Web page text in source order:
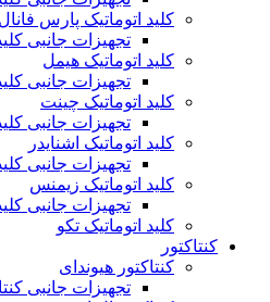
کلید اتوماتیک پارس فانال
تجهیزات جانبی
کلید اتوماتیک هیمل
تجهیزات جانبی
کلید اتوماتیک چینت
تجهیزات جانبی
کلید اتوماتیک اشنایدر
تجهیزات جانبی
کلید اتوماتیک زیمنس
تجهیزات جانبی
کلید اتوماتیک تکو
کنتاکتور
کنتاکتور هیوندای
تجهیزات جانبی